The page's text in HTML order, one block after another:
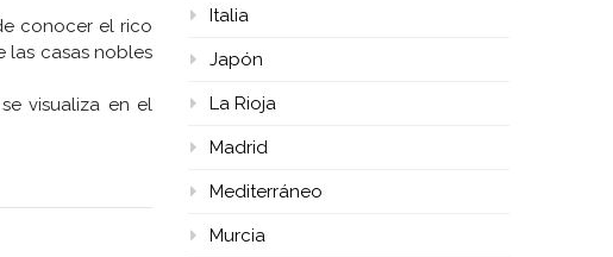
conocer el rico
las casas nobles
visualiza en el
Italia
Japón
La Rioja
Madrid
Mediterráneo
Murcia